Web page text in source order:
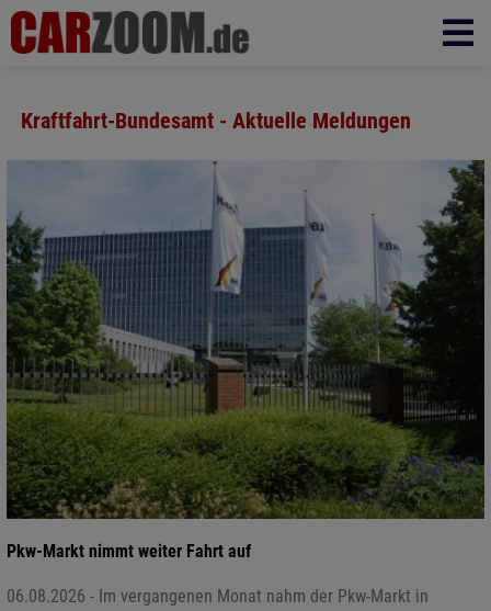
Kraftfahrt-Bundesamt - Aktuelle Meldungen
Pkw-Markt nimmt weiter Fahrt auf
06.08.2026 - Im vergangenen Monat nahm der Pkw-Markt in